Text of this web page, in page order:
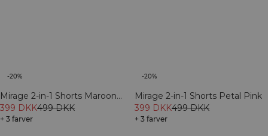
-20%
Mirage 2-in-1 Shorts Maroon
Red
399 DKK499 DKK
+ 3 farver
-20%
Mirage 2-in-1 Shorts Petal Pink
399 DKK499 DKK
+ 3 farver